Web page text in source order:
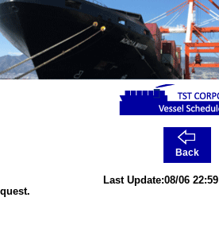
Back
Last Update:08/06 22:59